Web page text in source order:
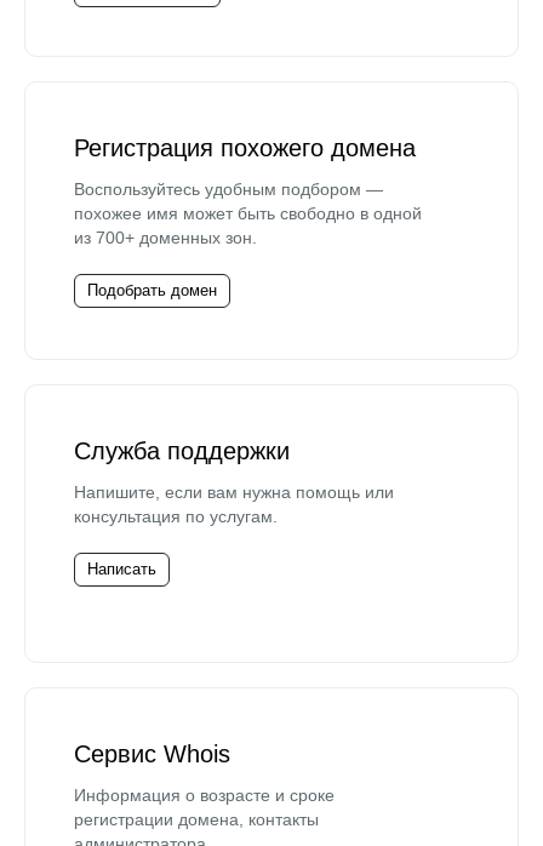
Регистрация похожего домена
Воспользуйтесь удобным подбором —
похожее имя может быть свободно в одной
из 700+ доменных зон.
Подобрать домен
Служба поддержки
Напишите, если вам нужна помощь или
консультация по услугам.
Написать
Сервис Whois
Информация о возрасте и сроке
регистрации домена, контакты